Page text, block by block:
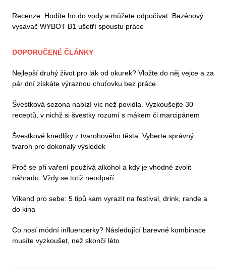
Recenze: Hodíte ho do vody a můžete odpočívat. Bazénový
vysavač WYBOT B1 ušetří spoustu práce
DOPORUČENÉ ČLÁNKY
Nejlepší druhý život pro lák od okurek? Vložte do něj vejce a za
pár dní získáte výraznou chuťovku bez práce
Švestková sezona nabízí víc než povidla. Vyzkoušejte 30
receptů, v nichž si švestky rozumí s mákem či marcipánem
Švestkové knedlíky z tvarohového těsta: Vyberte správný
tvaroh pro dokonalý výsledek
Proč se při vaření používá alkohol a kdy je vhodné zvolit
náhradu. Vždy se totiž neodpaří
Víkend pro sebe: 5 tipů kam vyrazit na festival, drink, rande a
do kina
Co nosí módní influencerky? Následující barevné kombinace
musíte vyzkoušet, než skončí léto